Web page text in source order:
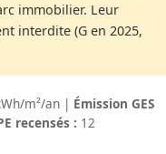
immobilier. Leur
interdite (G en 2025,
m²/an | Émission GES
recensés : 12